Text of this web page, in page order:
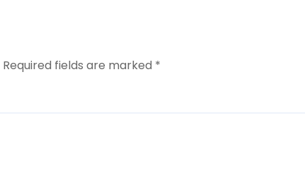
Required fields are marked *